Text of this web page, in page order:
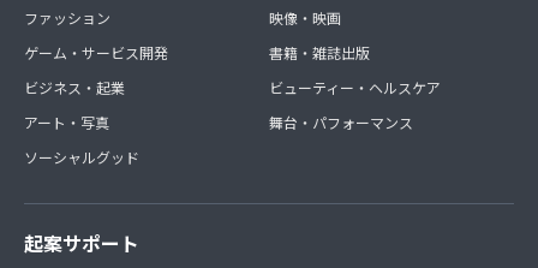
ファッション
ゲーム・サービス開発
ビジネス・起業
アート・写真
ソーシャルグッド
映像・映画
書籍・雑誌出版
ビューティー・ヘルスケア
舞台・パフォーマンス
起案サポート